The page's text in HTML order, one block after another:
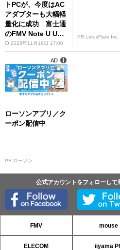
トPCが、今度はAC
アダプターも大幅軽
量化に成功 富士通
のFMV Note U UX-
K32025年11月19日 17:00
PR LotusFlare Inc
ローソンアプリ／ク
ーポン配信中
PR ローソン
AD
公式アカウントをフォローして
FMV mouse
ELECOM iiyama